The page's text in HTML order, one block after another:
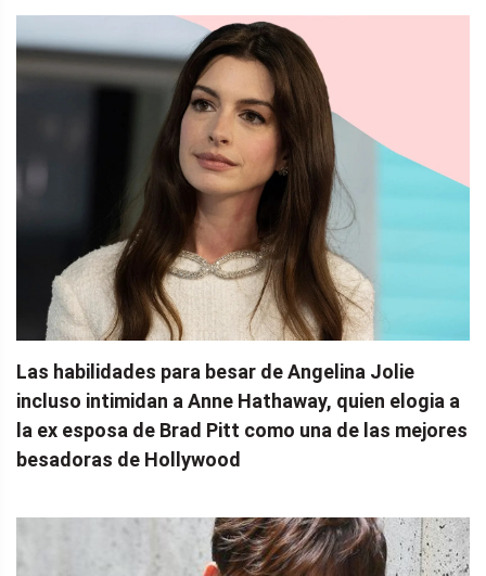
Las habilidades para besar de Angelina Jolie
incluso intimidan a Anne Hathaway, quien elogia a
la ex esposa de Brad Pitt como una de las mejores
besadoras de Hollywood